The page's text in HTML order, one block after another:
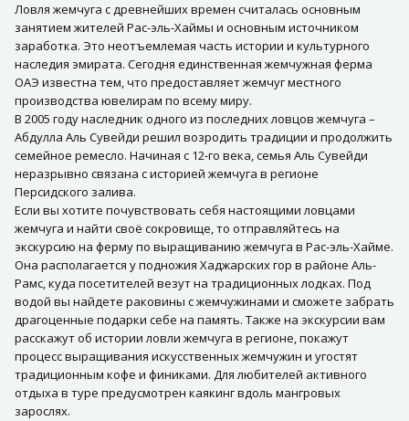
Ловля жемчуга с древнейших времен считалась основным
занятием жителей Рас-эль-Хаймы и основным источником
заработка. Это неотъемлемая часть истории и культурного
наследия эмирата. Сегодня единственная жемчужная ферма
ОАЭ известна тем, что предоставляет жемчуг местного
производства ювелирам по всему миру.
В 2005 году наследник одного из последних ловцов жемчуга –
Абдулла Аль Сувейди решил возродить традиции и продолжить
семейное ремесло. Начиная с 12-го века, семья Аль Сувейди
неразрывно связана с историей жемчуга в регионе
Персидского залива.
Если вы хотите почувствовать себя настоящими ловцами
жемчуга и найти своё сокровище, то отправляйтесь на
экскурсию на ферму по выращиванию жемчуга в Рас-эль-Хайме.
Она располагается у подножия Хаджарских гор в районе Аль-
Рамс, куда посетителей везут на традиционных лодках. Под
водой вы найдете раковины с жемчужинами и сможете забрать
драгоценные подарки себе на память. Также на экскурсии вам
расскажут об истории ловли жемчуга в регионе, покажут
процесс выращивания искусственных жемчужин и угостят
традиционным кофе и финиками. Для любителей активного
отдыха в туре предусмотрен каякинг вдоль мангровых
зарослях.